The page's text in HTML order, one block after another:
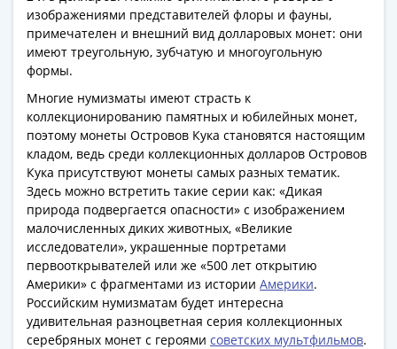
1919
1920гг
1922
1923
1924
1932
1934
1937
1938
1947
(1957)
1961
изображениями представителей флоры и фауны,
примечателен и внешний вид долларовых монет: они
имеют треугольную, зубчатую и многоугольную
формы.
Многие нумизматы имеют страсть к
коллекционированию памятных и юбилейных монет,
поэтому монеты Островов Кука становятся настоящим
кладом, ведь среди коллекционных долларов Островов
Кука присутствуют монеты самых разных тематик.
Здесь можно встретить такие серии как: «Дикая
природа подвергается опасности» с изображением
малочисленных диких животных, «Великие
исследователи», украшенные портретами
первооткрывателей или же «500 лет открытию
Америки» с фрагментами из истории Америки.
Российским нумизматам будет интересна
удивительная разноцветная серия коллекционных
серебряных монет с героями советских мультфильмов.